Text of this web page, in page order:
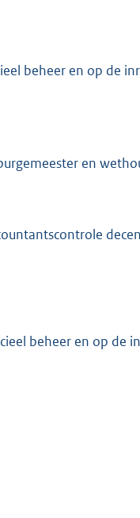
beheer en op de
en
beheer en op de